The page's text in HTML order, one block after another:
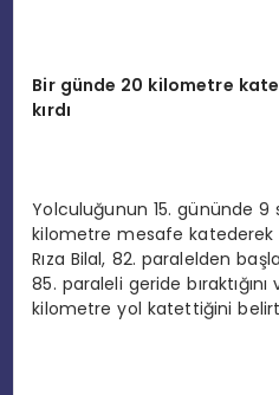
Bir günde 20 kilometre
kırdı
Yolculuğunun 15. gününde 9
kilometre mesafe katederek
Rıza Bilal, 82. paralelden
85. paraleli geride
kilometre yol katettiğini